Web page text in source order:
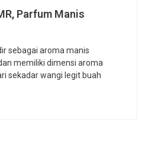
Parfum Manis
sebagai aroma manis
memiliki dimensi aroma
sekadar wangi legit buah